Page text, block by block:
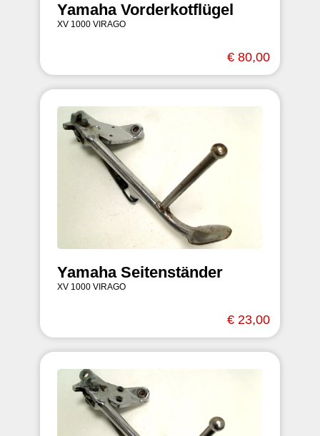
Yamaha Vorderkotflügel
XV 1000 VIRAGO
€ 80,00
Yamaha Seitenständer
XV 1000 VIRAGO
€ 23,00